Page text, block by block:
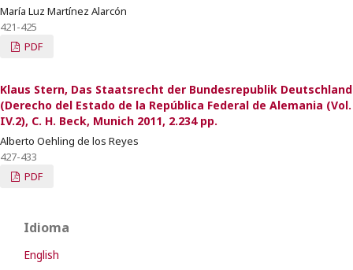
María Luz Martínez Alarcón
421-425
PDF
Klaus Stern, Das Staatsrecht der Bundesrepublik Deutschland
(Derecho del Estado de la República Federal de Alemania (Vol.
IV.2), C. H. Beck, Munich 2011, 2.234 pp.
Alberto Oehling de los Reyes
427-433
PDF
Idioma
English